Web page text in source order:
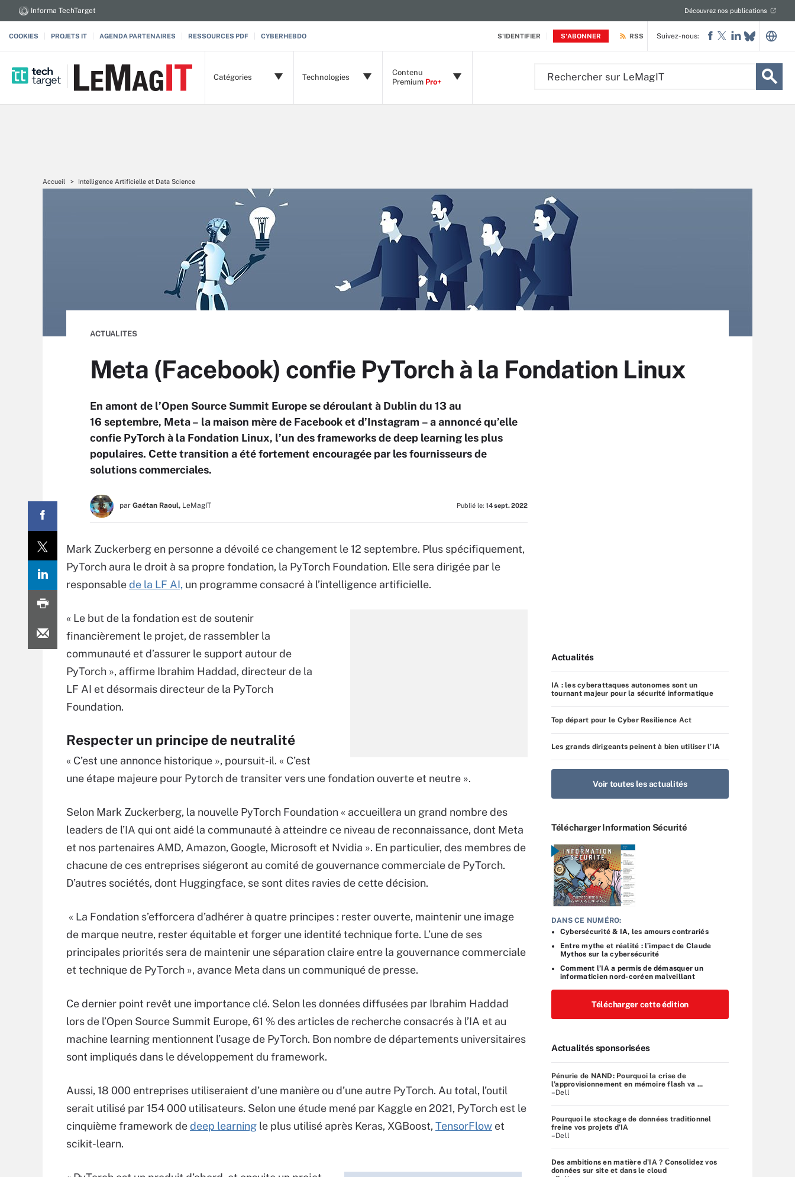
S'IDENTIFIER S'ABONNER
Informa TechTarget Découvrez nos publications
COOKIES PROJETS IT AGENDA PARTENAIRES RESSOURCES PDF CYBERHEBDO RSS
Catégories Technologies
Contenu
Premium Pro+
Suivez-nous:
Accueil Intelligence Artificielle et Data Science
ACTUALITES
Meta (Facebook) confie PyTorch à la Fondation Linux
En amont de l’Open Source Summit Europe se déroulant à Dublin du 13 au
16 septembre, Meta – la maison mère de Facebook et d’Instagram – a annoncé qu’elle
confie PyTorch à la Fondation Linux, l’un des frameworks de deep learning les plus
populaires. Cette transition a été fortement encouragée par les fournisseurs de
solutions commerciales.
par Gaétan Raoul, LeMagIT Publié le: 14 sept. 2022
Mark Zuckerberg en personne a dévoilé ce changement le 12 septembre. Plus spécifiquement,
PyTorch aura le droit à sa propre fondation, la PyTorch Foundation. Elle sera dirigée par le
responsablede la LF AI, un programme consacré à l’intelligence artificielle.
« Le but de la fondation est de soutenir
financièrement le projet, de rassembler la
communauté et d’assurer le support autour de
PyTorch », affirme Ibrahim Haddad, directeur de la
LF AI et désormais directeur de la PyTorch
Foundation.
Respecter un principe de neutralité
« C’est une annonce historique », poursuit-il. « C’est
une étape majeure pour Pytorch de transiter vers une fondation ouverte et neutre ».
Selon Mark Zuckerberg, la nouvelle PyTorch Foundation « accueillera un grand nombre des
leaders de l’IA qui ont aidé la communauté à atteindre ce niveau de reconnaissance, dont Meta
et nos partenaires AMD, Amazon, Google, Microsoft et Nvidia ». En particulier, des membres de
chacune de ces entreprises siégeront au comité de gouvernance commerciale de PyTorch.
D’autres sociétés, dont Huggingface, se sont dites ravies de cette décision.
« La Fondation s’efforcera d’adhérer à quatre principes : rester ouverte, maintenir une image
de marque neutre, rester équitable et forger une identité technique forte. L’une de ses
principales priorités sera de maintenir une séparation claire entre la gouvernance commerciale
et technique de PyTorch », avance Meta dans un communiqué de presse.
Ce dernier point revêt une importance clé. Selon les données diffusées par Ibrahim Haddad
lors de l’Open Source Summit Europe, 61 % des articles de recherche consacrés à l’IA et au
machine learning mentionnent l’usage de PyTorch. Bon nombre de départements universitaires
sont impliqués dans le développement du framework.
Aussi, 18 000 entreprises utiliseraient d’une manière ou d’une autre PyTorch. Au total, l’outil
serait utilisé par 154 000 utilisateurs. Selon une étude mené par Kaggle en 2021, PyTorch est le
cinquième framework dedeep learning le plus utilisé après Keras, XGBoost, TensorFlow et
scikit-learn.
Actualités
IA : les cyberattaques autonomes sont un
tournant majeur pour la sécurité informatique
Top départ pour le Cyber Resilience Act
Les grands dirigeants peinent à bien utiliser l’IA
Voir toutes les actualités
Télécharger Information Sécurité
DANS CE NUMÉRO:
Cybersécurité & IA, les amours contrariés
Entre mythe et réalité : l’impact de Claude
Mythos sur la cybersécurité
Comment l’IA a permis de démasquer un
informaticien nord-coréen malveillant
Télécharger cette édition
Actualités sponsorisées
Pénurie de NAND: Pourquoi la crise de
l’approvisionnement en mémoire flash va ...
–Dell
Pourquoi le stockage de données traditionnel
freine vos projets d’IA
–Dell
Des ambitions en matière d'IA ? Consolidez vos
données sur site et dans le cloud